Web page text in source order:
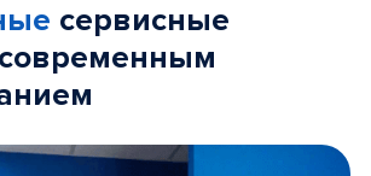
сервисные